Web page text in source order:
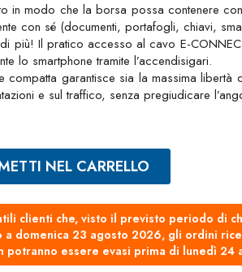
in modo che la borsa possa contenere
con sé (documenti, portafogli, chiavi,
più! Il pratico accesso al cavo E-
lo smartphone tramite l’accendisigari.
compatta garantisce sia la massima libertà
e sul traffico, senza pregiudicare
NEL CARRELLO
clienti che, visto il previsto periodo di
a domenica 23 agosto 2026, gli ordini
potranno essere evasi prima di lunedì 24